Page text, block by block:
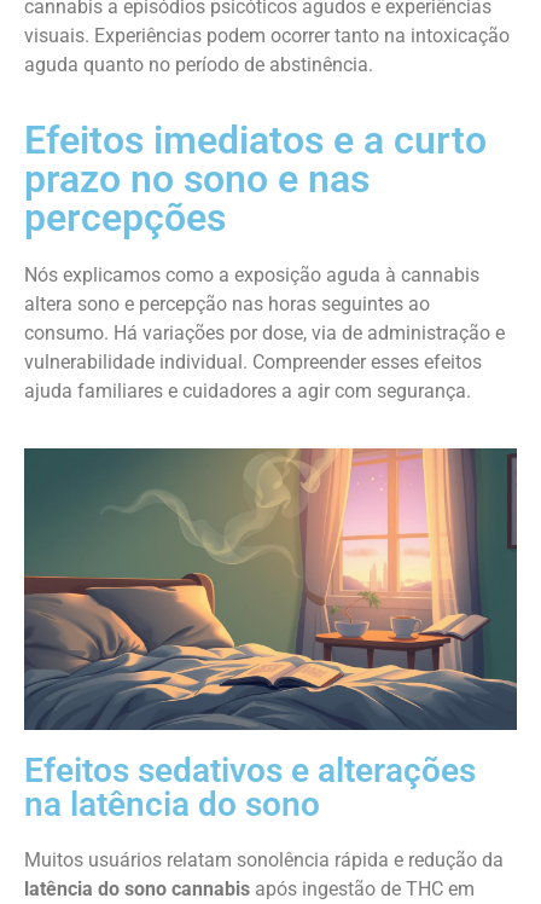
cannabis a episódios psicóticos agudos e experiências
visuais. Experiências podem ocorrer tanto na intoxicação
aguda quanto no período de abstinência.
Efeitos imediatos e a curto
prazo no sono e nas
percepções
Nós explicamos como a exposição aguda à cannabis
altera sono e percepção nas horas seguintes ao
consumo. Há variações por dose, via de administração e
vulnerabilidade individual. Compreender esses efeitos
ajuda familiares e cuidadores a agir com segurança.
Efeitos sedativos e alterações
na latência do sono
Muitos usuários relatam sonolência rápida e redução da
latência do sono cannabis após ingestão de THC em